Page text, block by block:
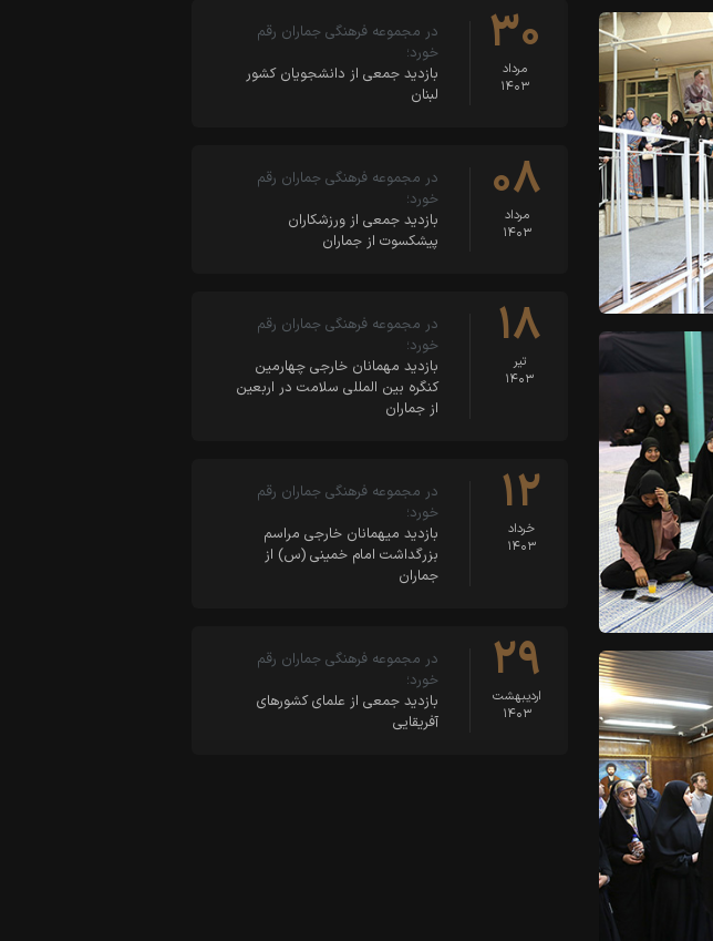
۳۰
مرداد
۱۴۰۳
در مجموعه فرهنگی جماران رقم
خورد؛
بازدید جمعی از دانشجویان کشور
لبنان
۰۸
مرداد
۱۴۰۳
در مجموعه فرهنگی جماران رقم
خورد؛
بازدید جمعی از ورزشکاران
پیشکسوت از جماران
۱۸
تیر
۱۴۰۳
در مجموعه فرهنگی جماران رقم
خورد؛
بازدید مهمانان خارجی چهارمین
کنگره بین المللی سلامت در اربعین
از جماران
۱۲
خرداد
۱۴۰۳
در مجموعه فرهنگی جماران رقم
خورد؛
بازدید میهمانان خارجی مراسم
بزرگداشت امام خمینی (س) از
جماران
۲۹
اردیبهشت
۱۴۰۳
در مجموعه فرهنگی جماران رقم
خورد؛
بازدید جمعی از علمای کشورهای
آفریقایی